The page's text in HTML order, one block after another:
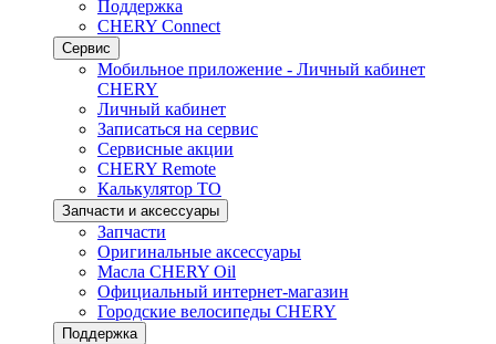
Поддержка
CHERY Connect
Сервис
Мобильное приложение - Личный кабинет
CHERY
Личный кабинет
Записаться на сервис
Сервисные акции
CHERY Remote
Калькулятор ТО
Запчасти и аксессуары
Запчасти
Оригинальные аксессуары
Масла CHERY Oil
Официальный интернет-магазин
Городские велосипеды CHERY
Поддержка